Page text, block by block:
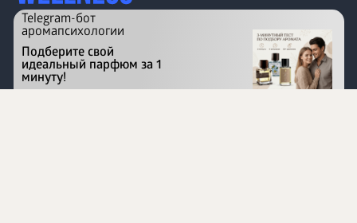
Перейти на сайт
Telegram-бот
аромапсихологии
Подберите свой
идеальный парфюм за 1
минуту!